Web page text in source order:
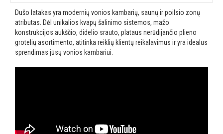
Dušo latakas yra modernių vonios kambarių, saunų ir poilsio zonų
atributas. Dėl unikalios kvapų šalinimo sistemos, mažo
konstrukcijos aukščio, didelio srauto, plataus nerūdijančio plieno
grotelių asortimento, atitinka reiklių klientų reikalavimus ir yra idealus
sprendimas jūsų vonios kambariui.